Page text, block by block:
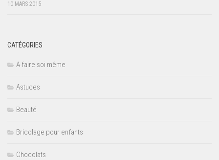
10 MARS 2015
CATÉGORIES
A faire soi même
Astuces
Beauté
Bricolage pour enfants
Chocolats